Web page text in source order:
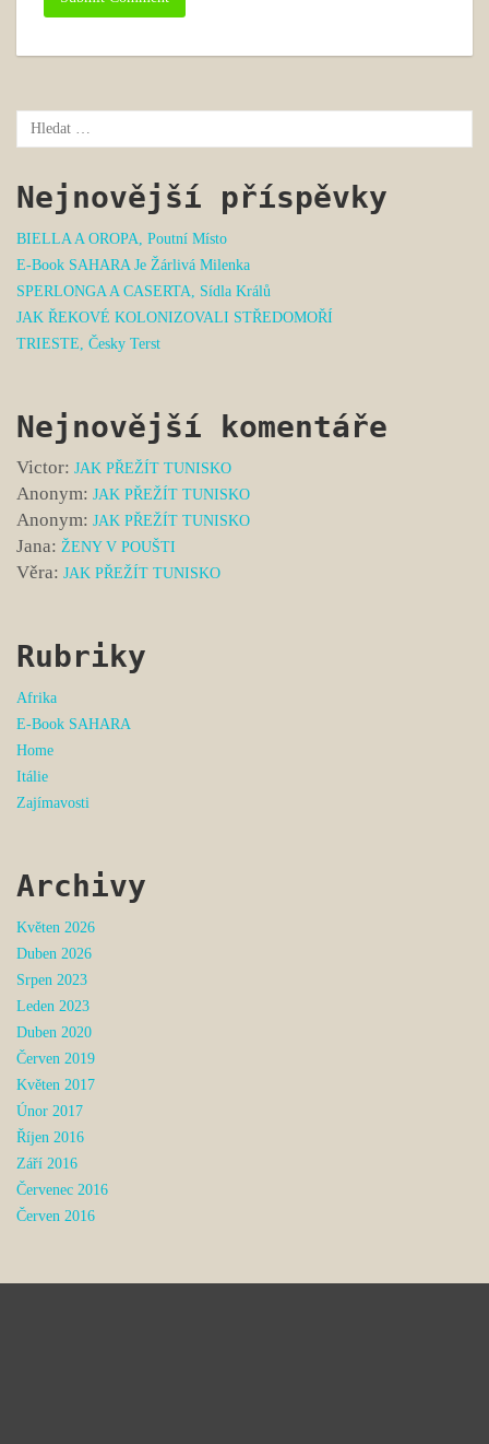
Nejnovější příspěvky
BIELLA A OROPA, Poutní Místo
E-Book SAHARA Je Žárlivá Milenka
SPERLONGA A CASERTA, Sídla Králů
JAK ŘEKOVÉ KOLONIZOVALI STŘEDOMOŘÍ
TRIESTE, Česky Terst
Nejnovější komentáře
Victor: JAK PŘEŽÍT TUNISKO
Anonym: JAK PŘEŽÍT TUNISKO
Anonym: JAK PŘEŽÍT TUNISKO
Jana: ŽENY V POUŠTI
Věra: JAK PŘEŽÍT TUNISKO
Rubriky
Afrika
E-Book SAHARA
Home
Itálie
Zajímavosti
Archivy
Květen 2026
Duben 2026
Srpen 2023
Leden 2023
Duben 2020
Červen 2019
Květen 2017
Únor 2017
Říjen 2016
Září 2016
Červenec 2016
Červen 2016